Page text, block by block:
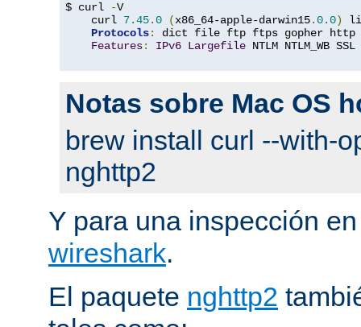
$ curl -V
    curl
7.45.0 (x86_64-apple-darwin15.0.0)
Protocols:
dict file ftp ftps gopher http
Features: IPv6 Largefile NTLM NTLM_WB
Notas sobre Mac OS
brew install curl --with-
nghttp2
Y para una inspección
wireshark.
El paquete nghttp2